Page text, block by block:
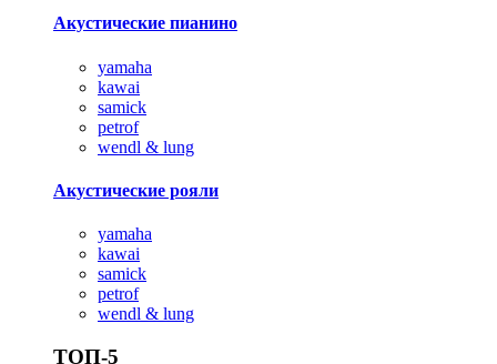
Акустические пианино
yamaha
kawai
samick
petrof
wendl & lung
Акустические рояли
yamaha
kawai
samick
petrof
wendl & lung
ТОП-5